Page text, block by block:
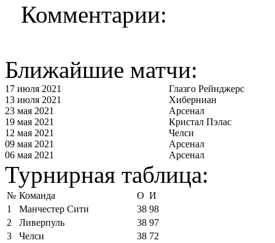
Комментарии:
Ближайшие матчи:
17 июля 2021
Глазго Рейнджерс
13 июля 2021
Хиберниан
23 мая 2021
Арсенал
19 мая 2021
Кристал Пэлас
12 мая 2021
Челси
09 мая 2021
Арсенал
06 мая 2021
Арсенал
Турнирная таблица:
№ Команда О И
1
Манчестер Сити 38 98
2
Ливерпуль 38 97
3
Челси 38 72